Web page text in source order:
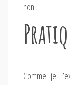
non!
Comme je